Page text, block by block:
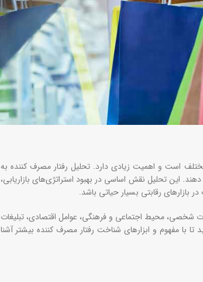
است و اهمیت زیادی دارد. تحلیل رفتار مصرف کننده به
این تحلیل نقش اساسی در بهبود استراتژی‌های بازاریابی،
رقابتی بسیار حیاتی باشد.
شخصی، محیط اجتماعی و فرهنگی، عوامل اقتصادی، تبلیغات
تا با مفهوم و ابزارهای شناخت رفتار مصرف کننده بیشتر آشنا